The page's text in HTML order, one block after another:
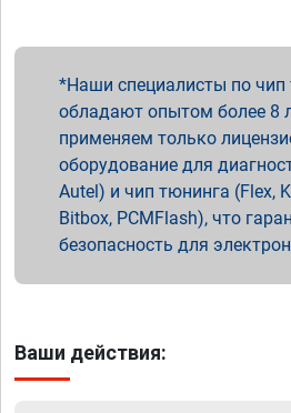
Наши специалисты по чип
обладают опытом более 8
применяем только
оборудование для
Autel) и чип тюнинга (Flex,
Bitbox, PCMFlash), что
безопасность для
Ваши действия: